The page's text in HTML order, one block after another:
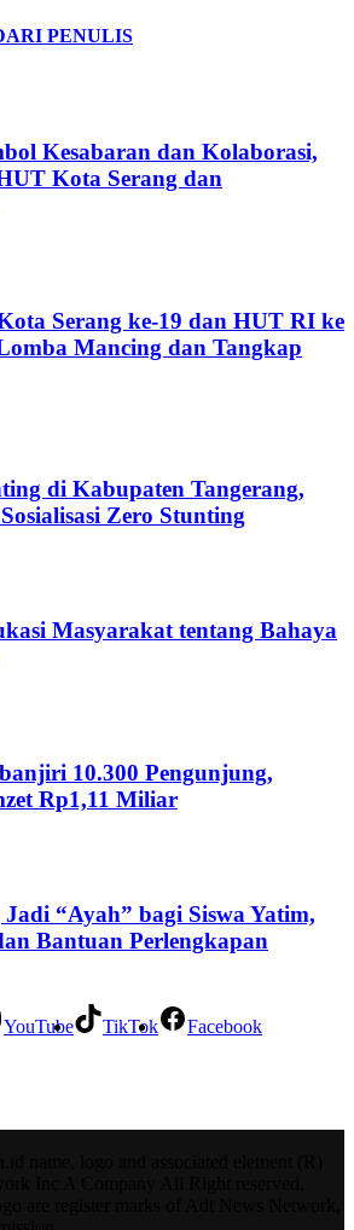
PENULIS
Kesabaran dan Kolaborasi,
Kota Serang dan
Serang ke-19 dan HUT RI ke
Mancing dan Tangkap
di Kabupaten Tangerang,
Zero Stunting
Masyarakat tentang Bahaya
10.300 Pengunjung,
Rp1,11 Miliar
“Ayah” bagi Siswa Yatim,
Bantuan Perlengkapan
YouTube TikTok Facebook